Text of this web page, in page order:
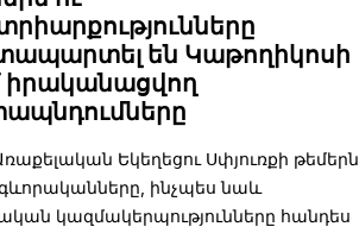
են Կաթողիկոսի
իրականացվող
Եկեղեցու Սփյուռքի թեմերն
ինչպես նաև
կազմակերպությունները հանդես